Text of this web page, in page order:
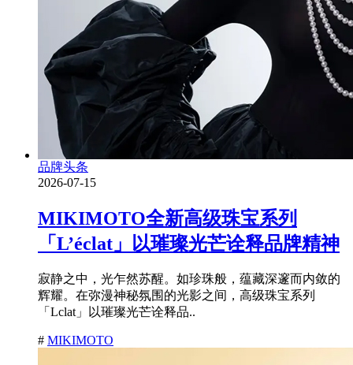
品牌头条
2026-07-15
MIKIMOTO全新高级珠宝系列
「L’éclat」以璀璨光芒诠释品牌精神
寂静之中，光乍然苏醒。如珍珠般，蕴藏深邃而内敛的
辉耀。在弥漫神秘氛围的光影之间，高级珠宝系列
「Lclat」以璀璨光芒诠释品..
# MIKIMOTO